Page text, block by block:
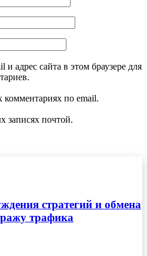
адрес сайта в этом браузере для
по email.
записях почтой.
стратегий и обмена
трафика